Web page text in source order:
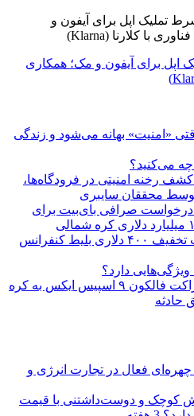
اپل برای آیفون و مک؛ همکاری
«امنیت» بهانه می‌شود و زندگی
چه می‌کنید؟
رخنه امنیتی در فرودگاه‌ها،
توسط محققان سایبری
درخواست صرافی بای‌بیت برای
فرصت استثنایی: دریافت تخفیف ۴۰۰ دلاری بلیط کنفرانس
دارد؟
برخورد قطعه غیرفعال راکت فالکون ۹ اسپیس ایکس به کره
حادثه
فعال در تجارت انرژی و
۲۰۲۶؛ موش کوچک و دوست‌داشتنی با قیمت